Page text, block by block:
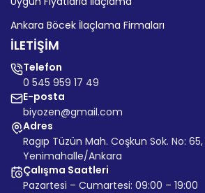
Ankara Böcek İlaçlama Firmaları
İLETİŞİM
Telefon
0 545 959 17 49
E-posta
biyozen@gmail.com
Adres
Ragıp Tüzün Mah. Coşkun Sok. No: 65,
Yenimahalle/Ankara
Çalışma Saatleri
Pazartesi – Cumartesi: 09:00 – 19:00